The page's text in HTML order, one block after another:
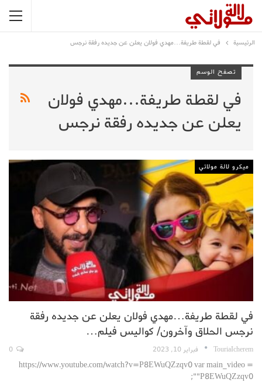
الرئيسية في لقطة طريفة…مهدي فولان يعلن عن جديده رفقة نرجس
تصفح الوسم
في لقطة طريفة…مهدي فولان
يعلن عن جديده رفقة نرجس
ميكرو لالة مولاتي
في لقطة طريفة…مهدي فولان يعلن عن جديده رفقة
نرجس الحلاق وآخرون/ كواليس فيلم…
TouriaIcherem فبراير 10, 2023
https://www.youtube.com/watch?v=P8EWuQZzqv0 var main_video =
"P8EWuQZzqv0";